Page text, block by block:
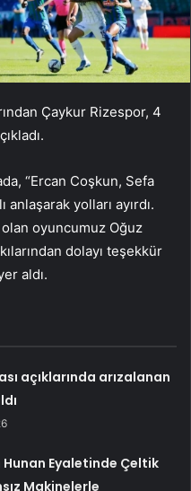
Çaykur Rizespor, 4
“Ercan Coşkun, Sefa
anlaşarak yolları ayırdı.
oyuncumuz Oğuz
dolayı teşekkür
aldı.
açıklarında arızalanan
Hunan Eyaletinde Çeltik
Makinelerle